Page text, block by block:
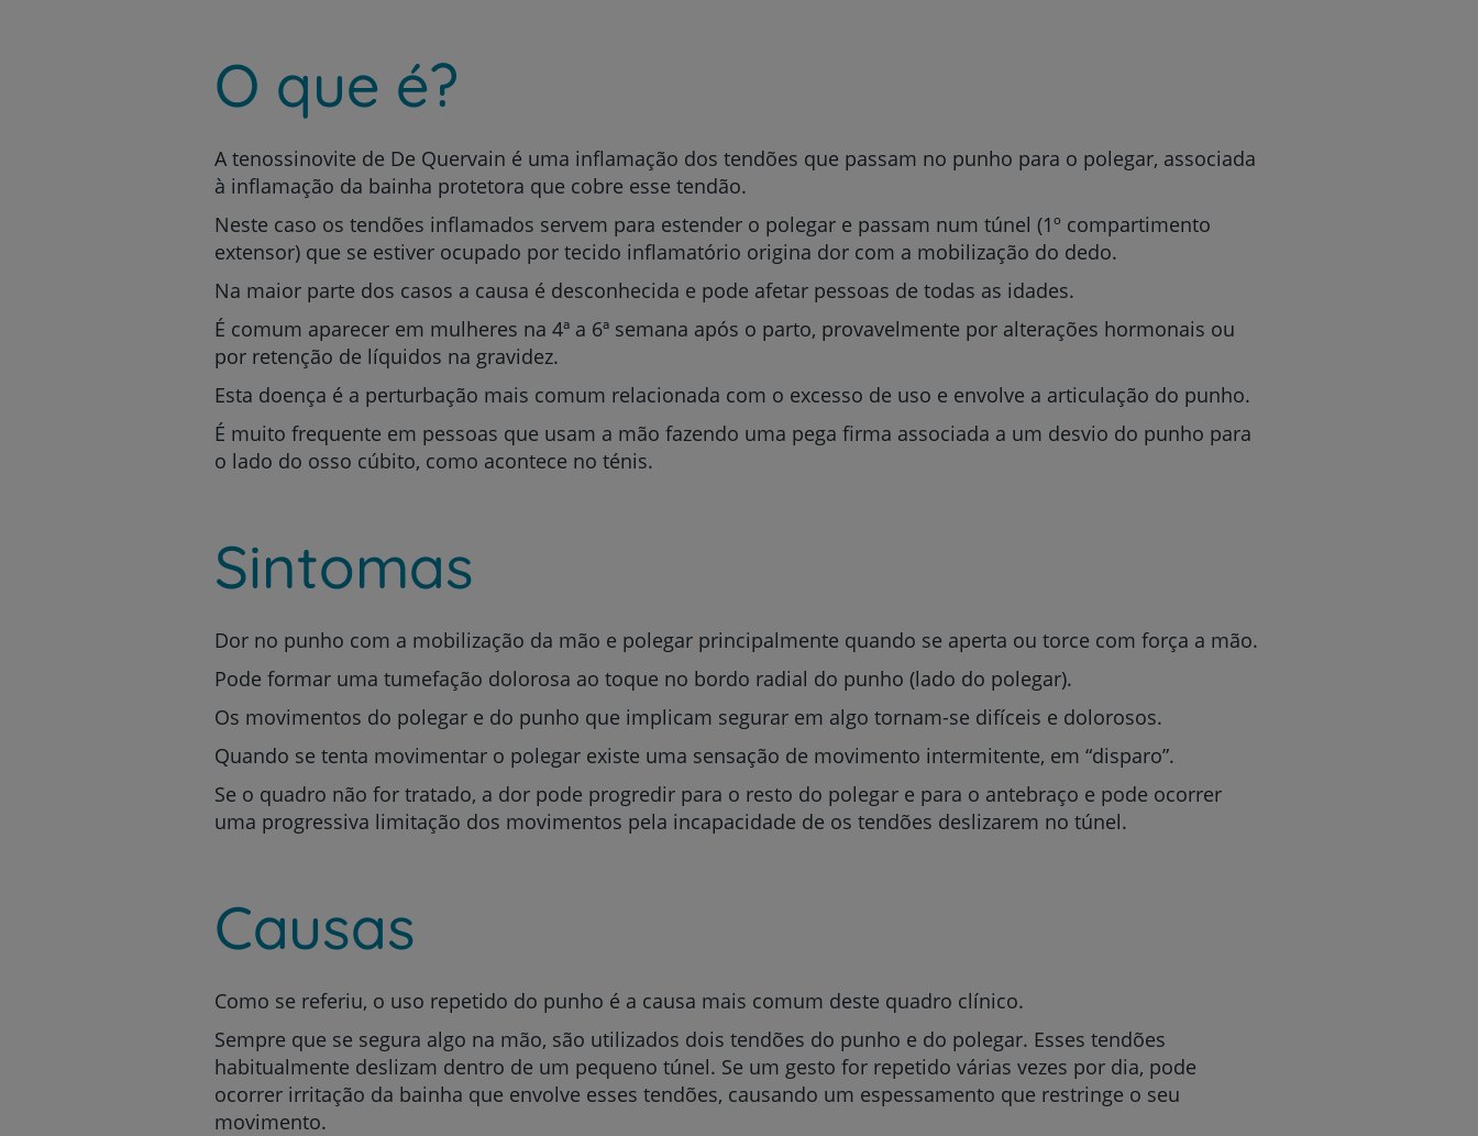
O que é?
A tenossinovite de De Quervain é uma inflamação dos tendões que passam no punho para o polegar, associada
à inflamação da bainha protetora que cobre esse tendão.
Neste caso os tendões inflamados servem para estender o polegar e passam num túnel (1º compartimento
extensor) que se estiver ocupado por tecido inflamatório origina dor com a mobilização do dedo.
Na maior parte dos casos a causa é desconhecida e pode afetar pessoas de todas as idades.
É comum aparecer em mulheres na 4ª a 6ª semana após o parto, provavelmente por alterações hormonais ou
por retenção de líquidos na gravidez.
Esta doença é a perturbação mais comum relacionada com o excesso de uso e envolve a articulação do punho.
É muito frequente em pessoas que usam a mão fazendo uma pega firma associada a um desvio do punho para
o lado do osso cúbito, como acontece no ténis.
Sintomas
Dor no punho com a mobilização da mão e polegar principalmente quando se aperta ou torce com força a mão.
Pode formar uma tumefação dolorosa ao toque no bordo radial do punho (lado do polegar).
Os movimentos do polegar e do punho que implicam segurar em algo tornam-se difíceis e dolorosos.
Quando se tenta movimentar o polegar existe uma sensação de movimento intermitente, em “disparo”.
Se o quadro não for tratado, a dor pode progredir para o resto do polegar e para o antebraço e pode ocorrer
uma progressiva limitação dos movimentos pela incapacidade de os tendões deslizarem no túnel.
Causas
Como se referiu, o uso repetido do punho é a causa mais comum deste quadro clínico.
Sempre que se segura algo na mão, são utilizados dois tendões do punho e do polegar. Esses tendões
habitualmente deslizam dentro de um pequeno túnel. Se um gesto for repetido várias vezes por dia, pode
ocorrer irritação da bainha que envolve esses tendões, causando um espessamento que restringe o seu
movimento.